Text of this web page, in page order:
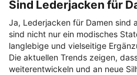
Sind Lederjacken für
Ja, Lederjacken für Damen sind
sind nicht nur ein modisches
langlebige und vielseitige
Die aktuellen Trends zeigen,
weiterentwickeln und an neue